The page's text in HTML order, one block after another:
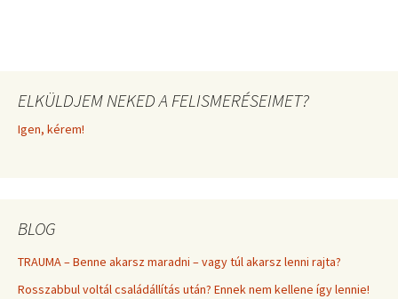
ELKÜLDJEM NEKED A FELISMERÉSEIMET?
Igen, kérem!
BLOG
TRAUMA – Benne akarsz maradni – vagy túl akarsz lenni rajta?
Rosszabbul voltál családállítás után? Ennek nem kellene így lennie!